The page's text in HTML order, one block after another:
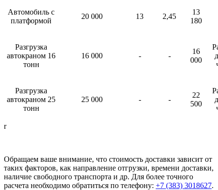
Автомобиль с
платформой
20 000 13 2,45
13
180
Разгрузка
автокраном 16
тонн
16 000 - -
16
000
Разгрузка
автокраном 25
тонн
25 000 - -
22
500
r
Обращаем ваше внимание, что стоимость доставки зависит от
таких факторов, как направление отгрузки, времени доставки,
наличие свободного транспорта и др. Для более точного
расчета необходимо обратиться по телефону: +7 (383) 3018627.